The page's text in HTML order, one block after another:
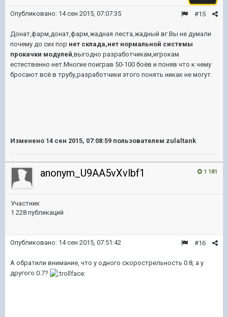
#15
Опубликовано: 14 сен 2015, 07:07:35
Донат,фарм,донат,фарм,жадная леста,жадный вг.Вы не думали
почему до сих пор нет склада,нет нормальной системы
прокачки модулей,выгодно разработчикам,игрокам
естественно нет.Многие поиграв 50-100 боёв и поняв что к чему
бросают всё в трубу,разработчики этого понять никак не могут.
Изменено 14 сен 2015, 07:08:59 пользователем zulaltank
1 181
anonym_U9AA5vXvlbf1
Участник
1 228 публикаций
#16
Опубликовано: 14 сен 2015, 07:51:42
А обратили внимание, что у одного скорострельность 0.8, а у
другого 0.7?